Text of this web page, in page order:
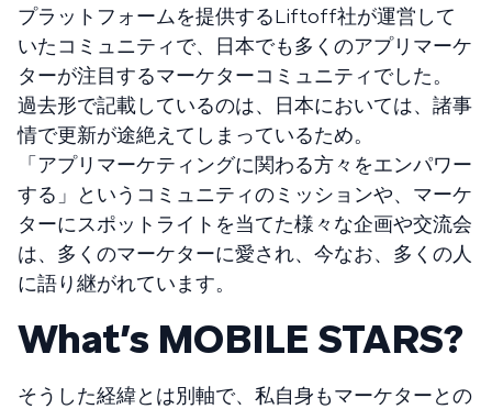
プラットフォームを提供するLiftoff社が運営して
いたコミュニティで、日本でも多くのアプリマーケ
ターが注目するマーケターコミュニティでした。
過去形で記載しているのは、日本においては、諸事
情で更新が途絶えてしまっているため。
「アプリマーケティングに関わる方々をエンパワー
する」というコミュニティのミッションや、マーケ
ターにスポットライトを当てた様々な企画や交流会
は、多くのマーケターに愛され、今なお、多くの人
に語り継がれています。
What’s MOBILE STARS?
そうした経緯とは別軸で、私自身もマーケターとの